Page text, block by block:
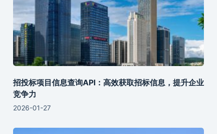
招投标项目信息查询API：高效获取招标信息，提升企业
竞争力
2026-01-27